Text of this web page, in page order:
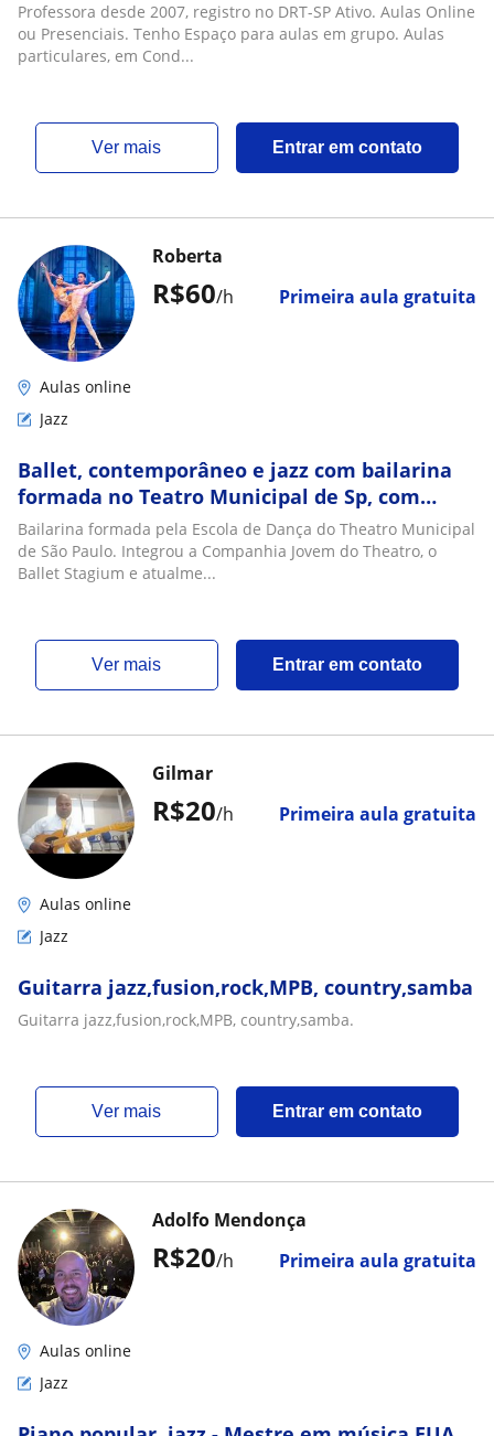
Professora desde 2007, registro no DRT-SP Ativo. Aulas Online
ou Presenciais. Tenho Espaço para aulas em grupo. Aulas
particulares, em Cond...
ver mais Entrar em contato
R$60/h Primeira aula gratuita
Roberta
Aulas online
Jazz
Ballet, contemporâneo e jazz com bailarina
formada no Teatro Municipal de Sp, com
experiência em cias nacionais e
internacionais
Bailarina formada pela Escola de Dança do Theatro Municipal
de São Paulo. Integrou a Companhia Jovem do Theatro, o
Ballet Stagium e atualme...
ver mais Entrar em contato
R$20/h Primeira aula gratuita
Gilmar
Aulas online
Jazz
Guitarra jazz,fusion,rock,MPB, country,samba
Guitarra jazz,fusion,rock,MPB, country,samba.
ver mais Entrar em contato
R$20/h Primeira aula gratuita
Adolfo Mendonça
Aulas online
Jazz